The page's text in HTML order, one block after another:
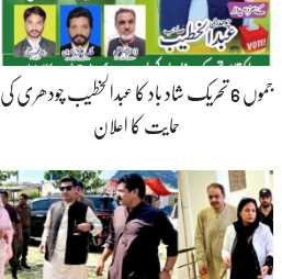
جموں 6 تحریک شاد باد کا عبدالخطیب چودھری کی
حمایت کا اعلان